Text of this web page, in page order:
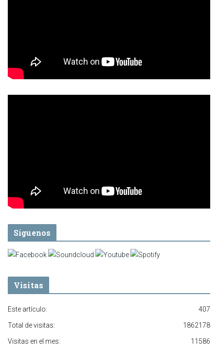
Síguenos
Visitas
407
Este artículo:
1862178
Total de visitas:
11586
Visitas en el mes: